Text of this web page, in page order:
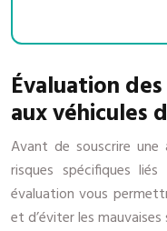
Évaluation
aux véhicules
Avant de souscrire une
risques spécifiques
évaluation vous
et d’éviter les